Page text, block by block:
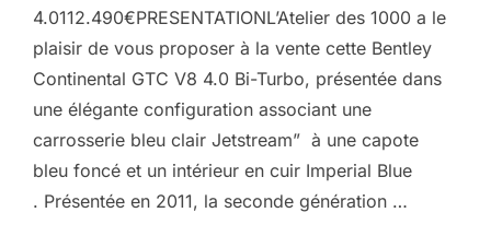
4.0112.490€PRESENTATIONL’Atelier des 1000 a le
plaisir de vous proposer à la vente cette Bentley
Continental GTC V8 4.0 Bi-Turbo, présentée dans
une élégante configuration associant une
carrosserie bleu clair Jetstream” à une capote
bleu foncé et un intérieur en cuir Imperial Blue
. Présentée en 2011, la seconde génération …